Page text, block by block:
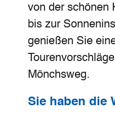
von der schönen
bis zur
genießen Sie
Mönchsweg.
Sie haben die